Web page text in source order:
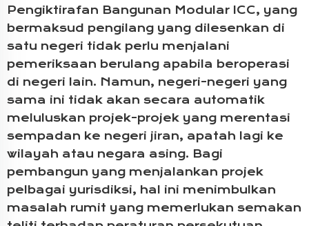
Pengiktirafan Bangunan Modular ICC, yang
bermaksud pengilang yang dilesenkan di
satu negeri tidak perlu menjalani
pemeriksaan berulang apabila beroperasi
di negeri lain. Namun, negeri-negeri yang
sama ini tidak akan secara automatik
meluluskan projek-projek yang merentasi
sempadan ke negeri jiran, apatah lagi ke
wilayah atau negara asing. Bagi
pembangun yang menjalankan projek
pelbagai yurisdiksi, hal ini menimbulkan
masalah rumit yang memerlukan semakan